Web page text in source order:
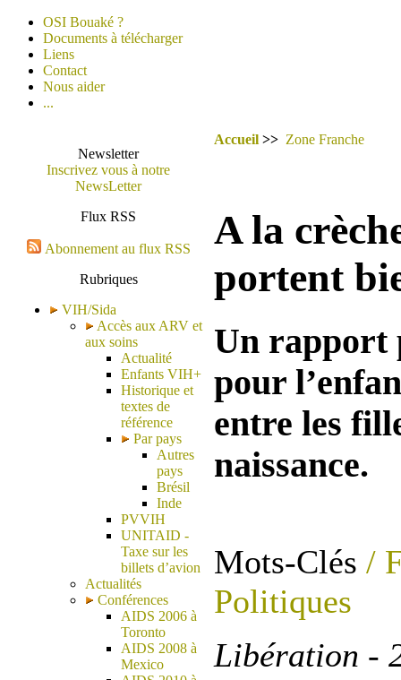
OSI Bouaké ?
Documents à télécharger
Liens
Contact
Nous aider
...
Newsletter
Inscrivez vous à notre
NewsLetter
Flux RSS
Abonnement au flux RSS
Rubriques
VIH/Sida
Accès aux ARV et
aux soins
Actualité
Enfants VIH+
Historique et
textes de
référence
Par pays
Autres
pays
Brésil
Inde
PVVIH
UNITAID -
Taxe sur les
billets d’avion
Actualités
Conférences
AIDS 2006 à
Toronto
AIDS 2008 à
Mexico
Accueil >> Zone Franche
A la
portent
Un rapport
pour
entre les
naissance.
Mots-Clés /
Politiques
Libération -